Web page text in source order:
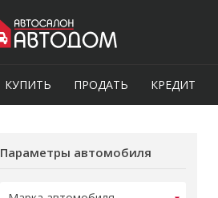
КУПИТЬ ПРОДАТЬ КРЕДИТ
Параметры автомобиля